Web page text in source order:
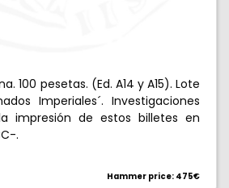
100 pesetas. (Ed. A14 y A15). Lote
Imperiales´. Investigaciones
impresión de estos billetes en
.
Hammer price: 475€